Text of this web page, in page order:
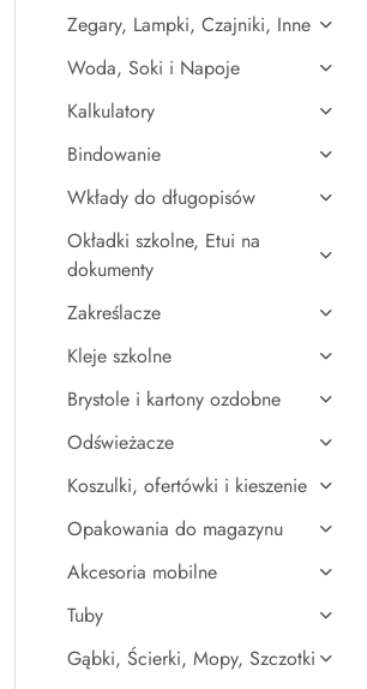
Zegary, Lampki, Czajniki, Inne
Woda, Soki i Napoje
Kalkulatory
Bindowanie
Wkłady do długopisów
Okładki szkolne, Etui na
dokumenty
Zakreślacze
Kleje szkolne
Brystole i kartony ozdobne
Odświeżacze
Koszulki, ofertówki i kieszenie
Opakowania do magazynu
Akcesoria mobilne
Tuby
Gąbki, Ścierki, Mopy, Szczotki